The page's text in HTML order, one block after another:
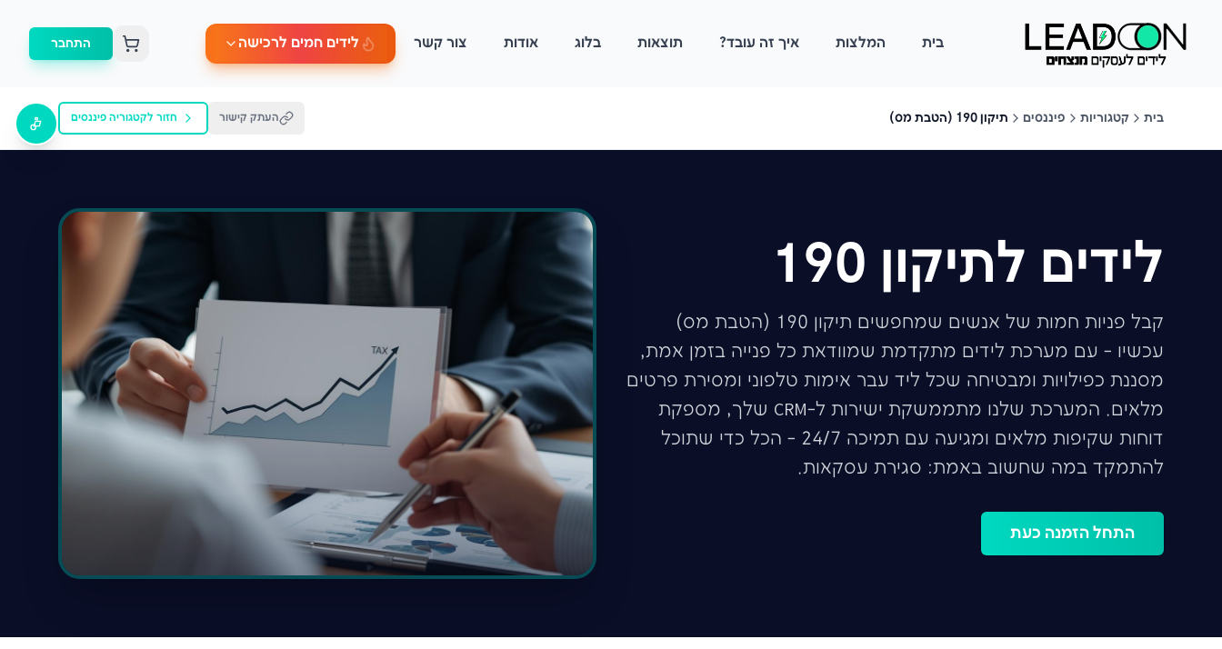
בית המלצות איך זה עובד? תוצאות בלוג אודות צור קשר לידים חמים לרכישה התחבר
בית קטגוריות פיננסים תיקון 190 (הטבת מס) העתק קישור חזור לקטגוריה פיננסים
לידים לתיקון 190
קבל פניות חמות של אנשים שמחפשים תיקון 190 (הטבת מס)
עכשיו - עם מערכת לידים מתקדמת שמוודאת כל פנייה בזמן אמת,
מסננת כפילויות ומבטיחה שכל ליד עבר אימות טלפוני ומסירת פרטים
מלאים. המערכת שלנו מתממשקת ישירות ל-CRM שלך, מספקת
דוחות שקיפות מלאים ומגיעה עם תמיכה 24/7 - הכל כדי שתוכל
להתמקד במה שחשוב באמת: סגירת עסקאות.
התחל הזמנה כעת